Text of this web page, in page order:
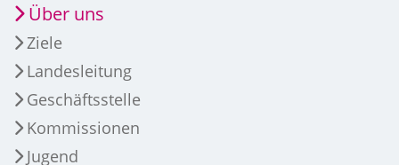
Über uns
Ziele
Landesleitung
Geschäftsstelle
Kommissionen
Jugend